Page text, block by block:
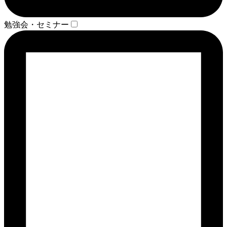
勉強会・セミナー